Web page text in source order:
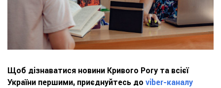
Щоб дізнаватися новини Кривого Рогу та всієї
України першими, приєднуйтесь до viber-каналу